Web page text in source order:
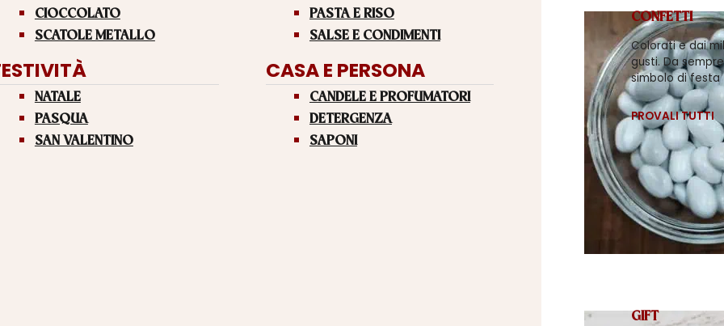
CIOCCOLATO
SCATOLE METALLO
NATALE
PASQUA
SAN VALENTINO
PASTA E RISO
SALSE E CONDIMENTI
CASA E PERSONA
CANDELE E PROFUMATORI
DETERGENZA
SAPONI
CONFETTI
Colorati e dai
gusti. Da sempre
simbolo di festa
PROVALI TUTTI
GIFT